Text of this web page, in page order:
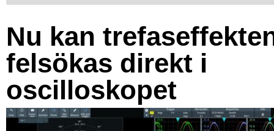
Nu kan
felsökas direkt i
oscilloskopet